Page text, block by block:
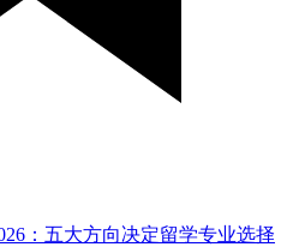
：五大方向决定留学专业选择